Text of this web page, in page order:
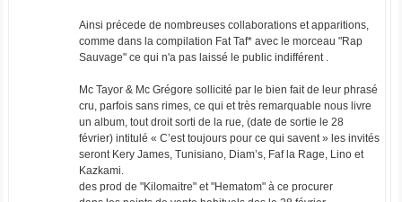
Ainsi précede de nombreuses collaborations et apparitions,
comme dans la compilation Fat Taf* avec le morceau "Rap
Sauvage" ce qui n'a pas laissé le public indifférent .
Mc Tayor & Mc Grégore sollicité par le bien fait de leur phrasé
cru, parfois sans rimes, ce qui et très remarquable nous livre
un album, tout droit sorti de la rue, (date de sortie le 28
février) intitulé « C’est toujours pour ce qui savent » les invités
seront Kery James, Tunisiano, Diam’s, Faf la Rage, Lino et
Kazkami.
des prod de "Kilomaitre" et "Hematom" à ce procurer